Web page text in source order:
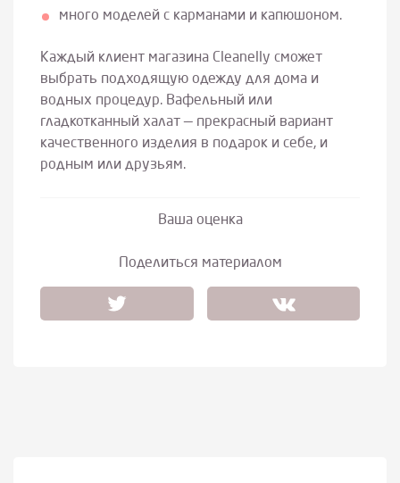
много моделей с карманами и капюшоном.
Каждый клиент магазина Cleanelly сможет
выбрать подходящую одежду для дома и
водных процедур. Вафельный или
гладкотканный халат — прекрасный вариант
качественного изделия в подарок и себе, и
родным или друзьям.
Ваша оценка
Поделиться материалом